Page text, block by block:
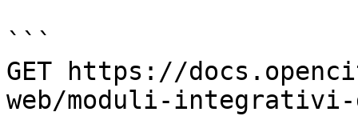
```
GET https://
web/moduli-